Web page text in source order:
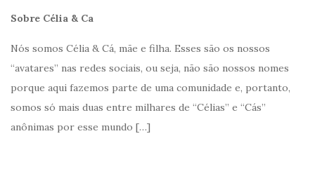
Sobre Célia & Ca
Nós somos Célia & Cá, mãe e filha. Esses são os nossos
“avatares” nas redes sociais, ou seja, não são nossos nomes
porque aqui fazemos parte de uma comunidade e, portanto,
somos só mais duas entre milhares de “Célias” e “Cás”
anônimas por esse mundo […]